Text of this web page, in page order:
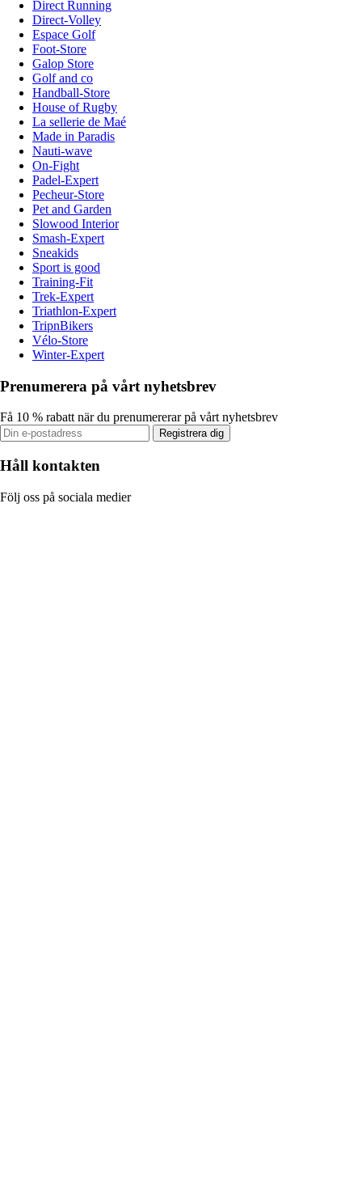
Direct Running
Direct-Volley
Espace Golf
Foot-Store
Galop Store
Golf and co
Handball-Store
House of Rugby
La sellerie de Maé
Made in Paradis
Nauti-wave
On-Fight
Padel-Expert
Pecheur-Store
Pet and Garden
Slowood Interior
Smash-Expert
Sneakids
Sport is good
Training-Fit
Trek-Expert
Triathlon-Expert
TripnBikers
Vélo-Store
Winter-Expert
Prenumerera på vårt nyhetsbrev
Få 10 % rabatt när du prenumererar på vårt nyhetsbrev
Registrera dig
Håll kontakten
Följ oss på sociala medier